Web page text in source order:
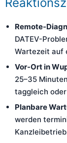
Remote-
DATEV-
Wartezeit auf
Vor-Ort in
25–35
taggleich
Planbare
werden